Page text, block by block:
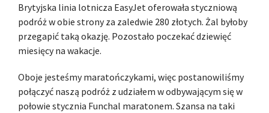
Brytyjska linia lotnicza EasyJet oferowała styczniową
podróż w obie strony za zaledwie 280 złotych. Żal byłoby
przegapić taką okazję. Pozostało poczekać dziewięć
miesięcy na wakacje.
Oboje jesteśmy maratończykami, więc postanowiliśmy
połączyć naszą podróż z udziałem w odbywającym się w
połowie stycznia Funchal maratonem. Szansa na taki